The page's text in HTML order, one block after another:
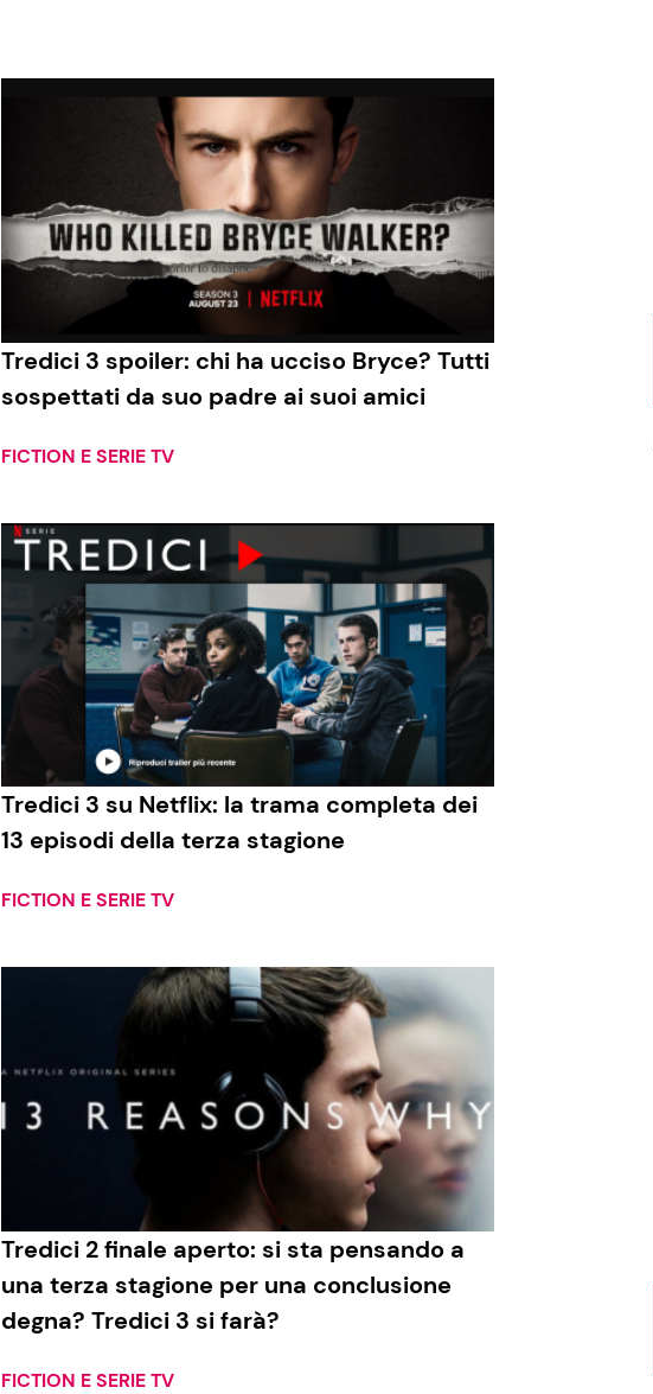
Cucina e Ricette
Consigli di Cucina
Dolci
Le Ricette in TV
Primi Piatti
Ricette Facili e Veloci
Tredici 3 spoiler: chi ha ucciso Bryce? Tutti
sospettati da suo padre ai suoi amici
FICTION E SERIE TV
Tredici 3 su Netflix: la trama completa dei
13 episodi della terza stagione
FICTION E SERIE TV
Tredici 2 finale aperto: si sta pensando a
una terza stagione per una conclusione
degna? Tredici 3 si farà?
FICTION E SERIE TV